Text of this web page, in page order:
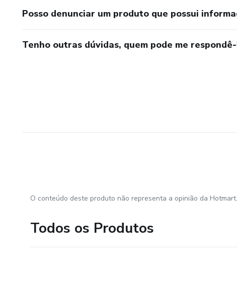
Aumento da segurança
Posso denunciar um produto que possui
Tenho outras dúvidas, quem pode me
O conteúdo deste produto não representa a opinião da
Todos os Produtos